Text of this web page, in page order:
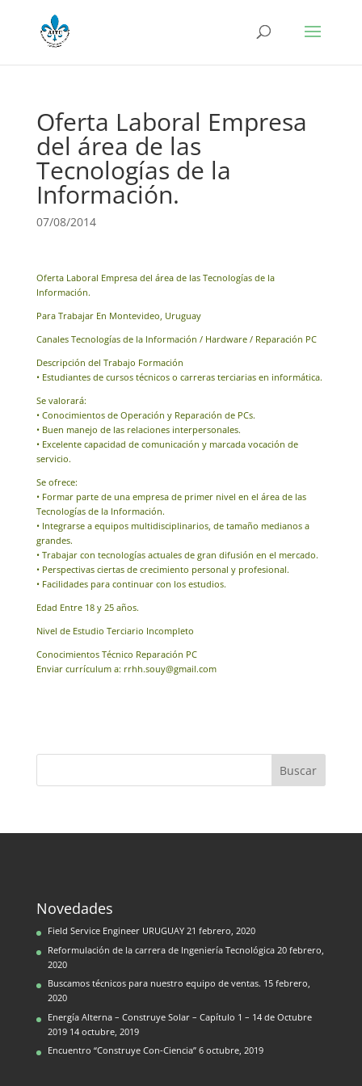
Oferta Laboral Empresa
del área de las
Tecnologías de la
Información.
07/08/2014
Oferta Laboral Empresa del área de las Tecnologías de la
Información.
Para Trabajar En Montevideo, Uruguay
Canales Tecnologías de la Información / Hardware / Reparación PC
Descripción del Trabajo Formación
• Estudiantes de cursos técnicos o carreras terciarias en informática.
Se valorará:
• Conocimientos de Operación y Reparación de PCs.
• Buen manejo de las relaciones interpersonales.
• Excelente capacidad de comunicación y marcada vocación de
servicio.
Se ofrece:
• Formar parte de una empresa de primer nivel en el área de las
Tecnologías de la Información.
• Integrarse a equipos multidisciplinarios, de tamaño medianos a
grandes.
• Trabajar con tecnologías actuales de gran difusión en el mercado.
• Perspectivas ciertas de crecimiento personal y profesional.
• Facilidades para continuar con los estudios.
Edad Entre 18 y 25 años.
Nivel de Estudio Terciario Incompleto
Conocimientos Técnico Reparación PC
Enviar currículum a: rrhh.souy@gmail.com
Novedades
Field Service Engineer URUGUAY 21 febrero, 2020
Reformulación de la carrera de Ingeniería Tecnológica 20 febrero,
2020
Buscamos técnicos para nuestro equipo de ventas. 15 febrero,
2020
Energía Alterna – Construye Solar – Capítulo 1 – 14 de Octubre
2019 14 octubre, 2019
Encuentro “Construye Con-Ciencia” 6 octubre, 2019